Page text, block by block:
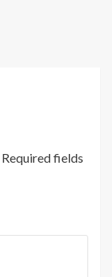
Required fields